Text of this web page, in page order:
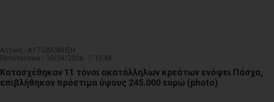
Αττική - ΑΥΤΟΔΙΟΙΚΗΣΗ
Dimotisnews - 10/04/2026
15:48
Κατασχέθηκαν 11 τόνοι ακατάλληλων κρεάτων ενόψει Πάσχα,
επιβλήθηκαν πρόστιμα ύψους 245.000 ευρώ (photo)